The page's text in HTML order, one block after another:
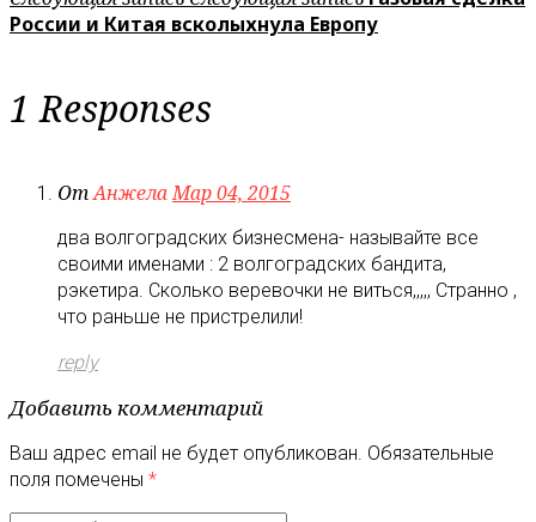
России и Китая всколыхнула Европу
1 Responses
ОтАнжелаМар 04, 2015
два волгоградских бизнесмена- называйте все
своими именами : 2 волгоградских бандита,
рэкетира. Сколько веревочки не виться,,,,, Странно ,
что раньше не пристрелили!
reply
Добавить комментарий
Ваш адрес email не будет опубликован. Обязательные
поля помечены *